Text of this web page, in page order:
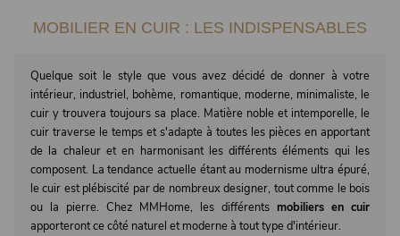
MOBILIER EN CUIR : LES INDISPENSABLES
Quelque soit le style que vous avez décidé de donner à votre
intérieur, industriel, bohème, romantique, moderne, minimaliste, le
cuir y trouvera toujours sa place. Matière noble et intemporelle, le
cuir traverse le temps et s'adapte à toutes les pièces en apportant
de la chaleur et en harmonisant les différents éléments qui les
composent. La tendance actuelle étant au modernisme ultra épuré,
le cuir est plébiscité par de nombreux designer, tout comme le bois
ou la pierre. Chez MMHome, les différentsmobiliers en cuir
apporteront ce côté naturel et moderne à tout type d'intérieur.